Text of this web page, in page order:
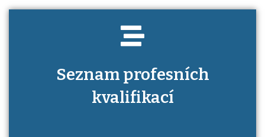
Seznam profesních
kvalifikací